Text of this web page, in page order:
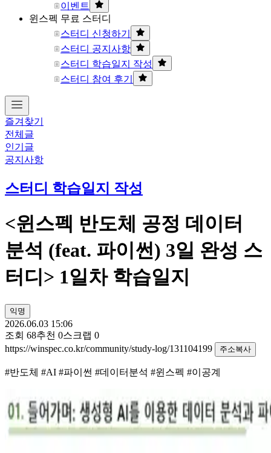
이벤트
윈스펙 무료 스터디
스터디 신청하기
스터디 공지사항
스터디 학습일지 작성
스터디 참여 후기
즐겨찾기
전체글
인기글
공지사항
스터디 학습일지 작성
<윈스펙 반도체 공정 데이터
분석 (feat. 파이썬) 3일 완성 스
터디> 1일차 학습일지
익명
2026.06.03 15:06
조회 68추천 0스크랩 0
https://winspec.co.kr/community/study-log/131104199
주소복사
#반도체 #AI #파이썬 #데이터분석 #윈스펙 #이공계